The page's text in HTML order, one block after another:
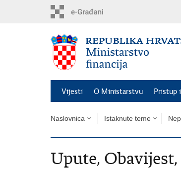
Vijesti O Ministarstvu Pristup
Naslovnica Istaknute teme
Upute,